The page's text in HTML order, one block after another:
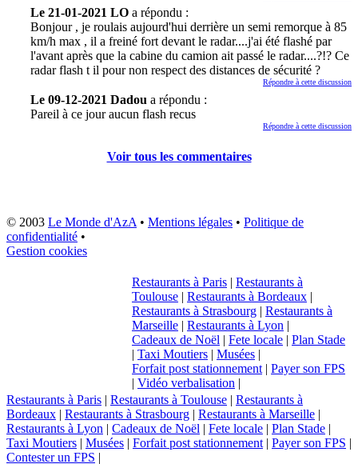
Le 21-01-2021 LO a répondu :
Bonjour , je roulais aujourd'hui derrière un semi remorque à 85
km/h max , il a freiné fort devant le radar....j'ai été flashé par
l'avant après que la cabine du camion ait passé le radar....?!? Ce
radar flash t il pour non respect des distances de sécurité ?
Répondre à cette discussion
Le 09-12-2021 Dadou a répondu :
Pareil à ce jour aucun flash recus
Répondre à cette discussion
Voir tous les commentaires
© 2003 Le Monde d'AzA • Mentions légales • Politique de
confidentialité •
Gestion cookies
Restaurants à Paris | Restaurants à
Toulouse | Restaurants à Bordeaux |
Restaurants à Strasbourg | Restaurants à
Marseille | Restaurants à Lyon |
Cadeaux de Noël | Fete locale | Plan Stade
| Taxi Moutiers | Musées |
Forfait post stationnement | Payer son FPS
| Vidéo verbalisation |
Restaurants à Paris | Restaurants à Toulouse | Restaurants à
Bordeaux | Restaurants à Strasbourg | Restaurants à Marseille |
Restaurants à Lyon | Cadeaux de Noël | Fete locale | Plan Stade |
Taxi Moutiers | Musées | Forfait post stationnement | Payer son FPS |
Contester un FPS |